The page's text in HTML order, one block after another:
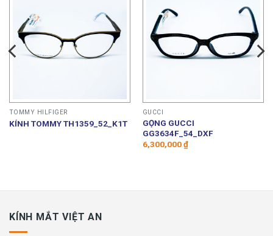
TOMMY HILFIGER
KÍNH TOMMY TH1359_52_K1T
GUCCI
GỌNG GUCCI
GG3634F_54_DXF
6,300,000₫
KÍNH MẮT VIỆT AN